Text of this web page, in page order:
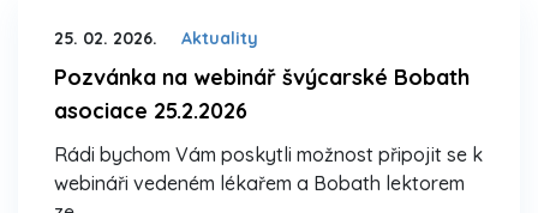
25. 02. 2026. Aktuality
Pozvánka na webinář švýcarské Bobath
asociace 25.2.2026
Rádi bychom Vám poskytli možnost připojit se k
webináři vedeném lékařem a Bobath lektorem